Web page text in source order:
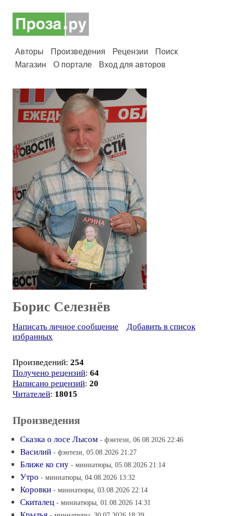
Авторы Произведения Рецензии
Поиск
Магазин
О портале Вход для авторов
Борис Селезнёв
Написать личное сообщение
Добавить в список
избранных
Произведений: 254
Получено рецензий: 64
Написано рецензий: 20
Читателей: 18015
Произведения
Сказка о лосе Лысом - фэнтези, 06.08.2026 22:46
Василий - фэнтези, 05.08.2026 21:27
Ближе ко сну - миниатюры, 05.08.2026 21:14
Утро - миниатюры, 04.08.2026 13:32
Коровки - миниатюры, 03.08.2026 22:14
Скиталец - миниатюры, 01.08.2026 14:31